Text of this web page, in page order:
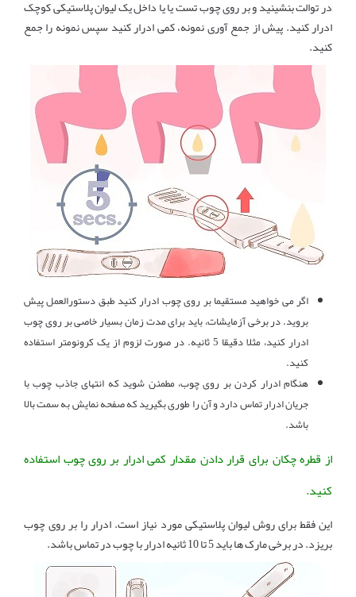
در توالت بنشینید و بر روی چوب تست یا یا داخل یک لیوان پلاستیکی کوچک
ادرار کنید. پیش از جمع آوری نمونه، کمی ادرار کنید سپس نمونه را جمع
کنید.
اگر می خواهید مستقیما بر روی چوب ادرار کنید طبق دستورالعمل پیش
بروید. در برخی آزمایشات، باید برای مدت زمان بسیار خاصی بر روی چوب
ادرار کنید، مثلا دقیقا 5 ثانیه. در صورت لزوم از یک کرونومتر استفاده
کنید.
هنگام ادرار کردن بر روی چوب، مطمئن شوید که انتهای جاذب چوب با
جریان ادرار تماس دارد و آن را طوری بگیرید که صفحه نمایش به سمت بالا
باشد.
از قطره چکان برای قرار دادن مقدار کمی ادرار بر روی چوب استفاده
کنید.
این فقط برای روش لیوان پلاستیکی مورد نیاز است. ادرار را بر روی چوب
بریزد. در برخی مارک ها باید 5 تا 10 ثانیه ادرار با چوب در تماس باشد.